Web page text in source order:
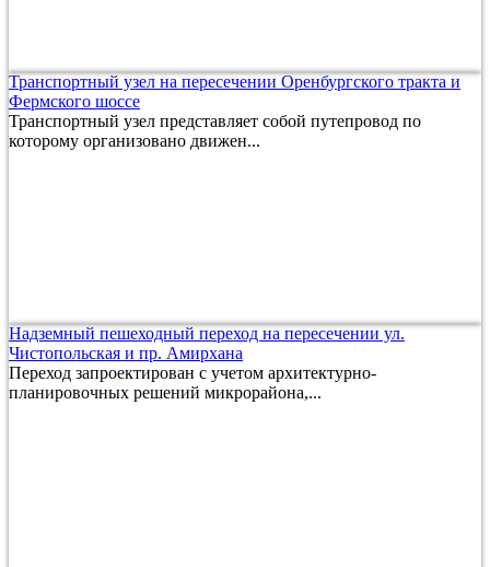
Транспортный узел на пересечении Оренбургского тракта и
Фермского шоссе
Транспортный узел представляет собой путепровод по
которому организовано движен...
Надземный пешеходный переход на пересечении ул.
Чистопольская и пр. Амирхана
Переход запроектирован с учетом архитектурно-
планировочных решений микрорайона,...